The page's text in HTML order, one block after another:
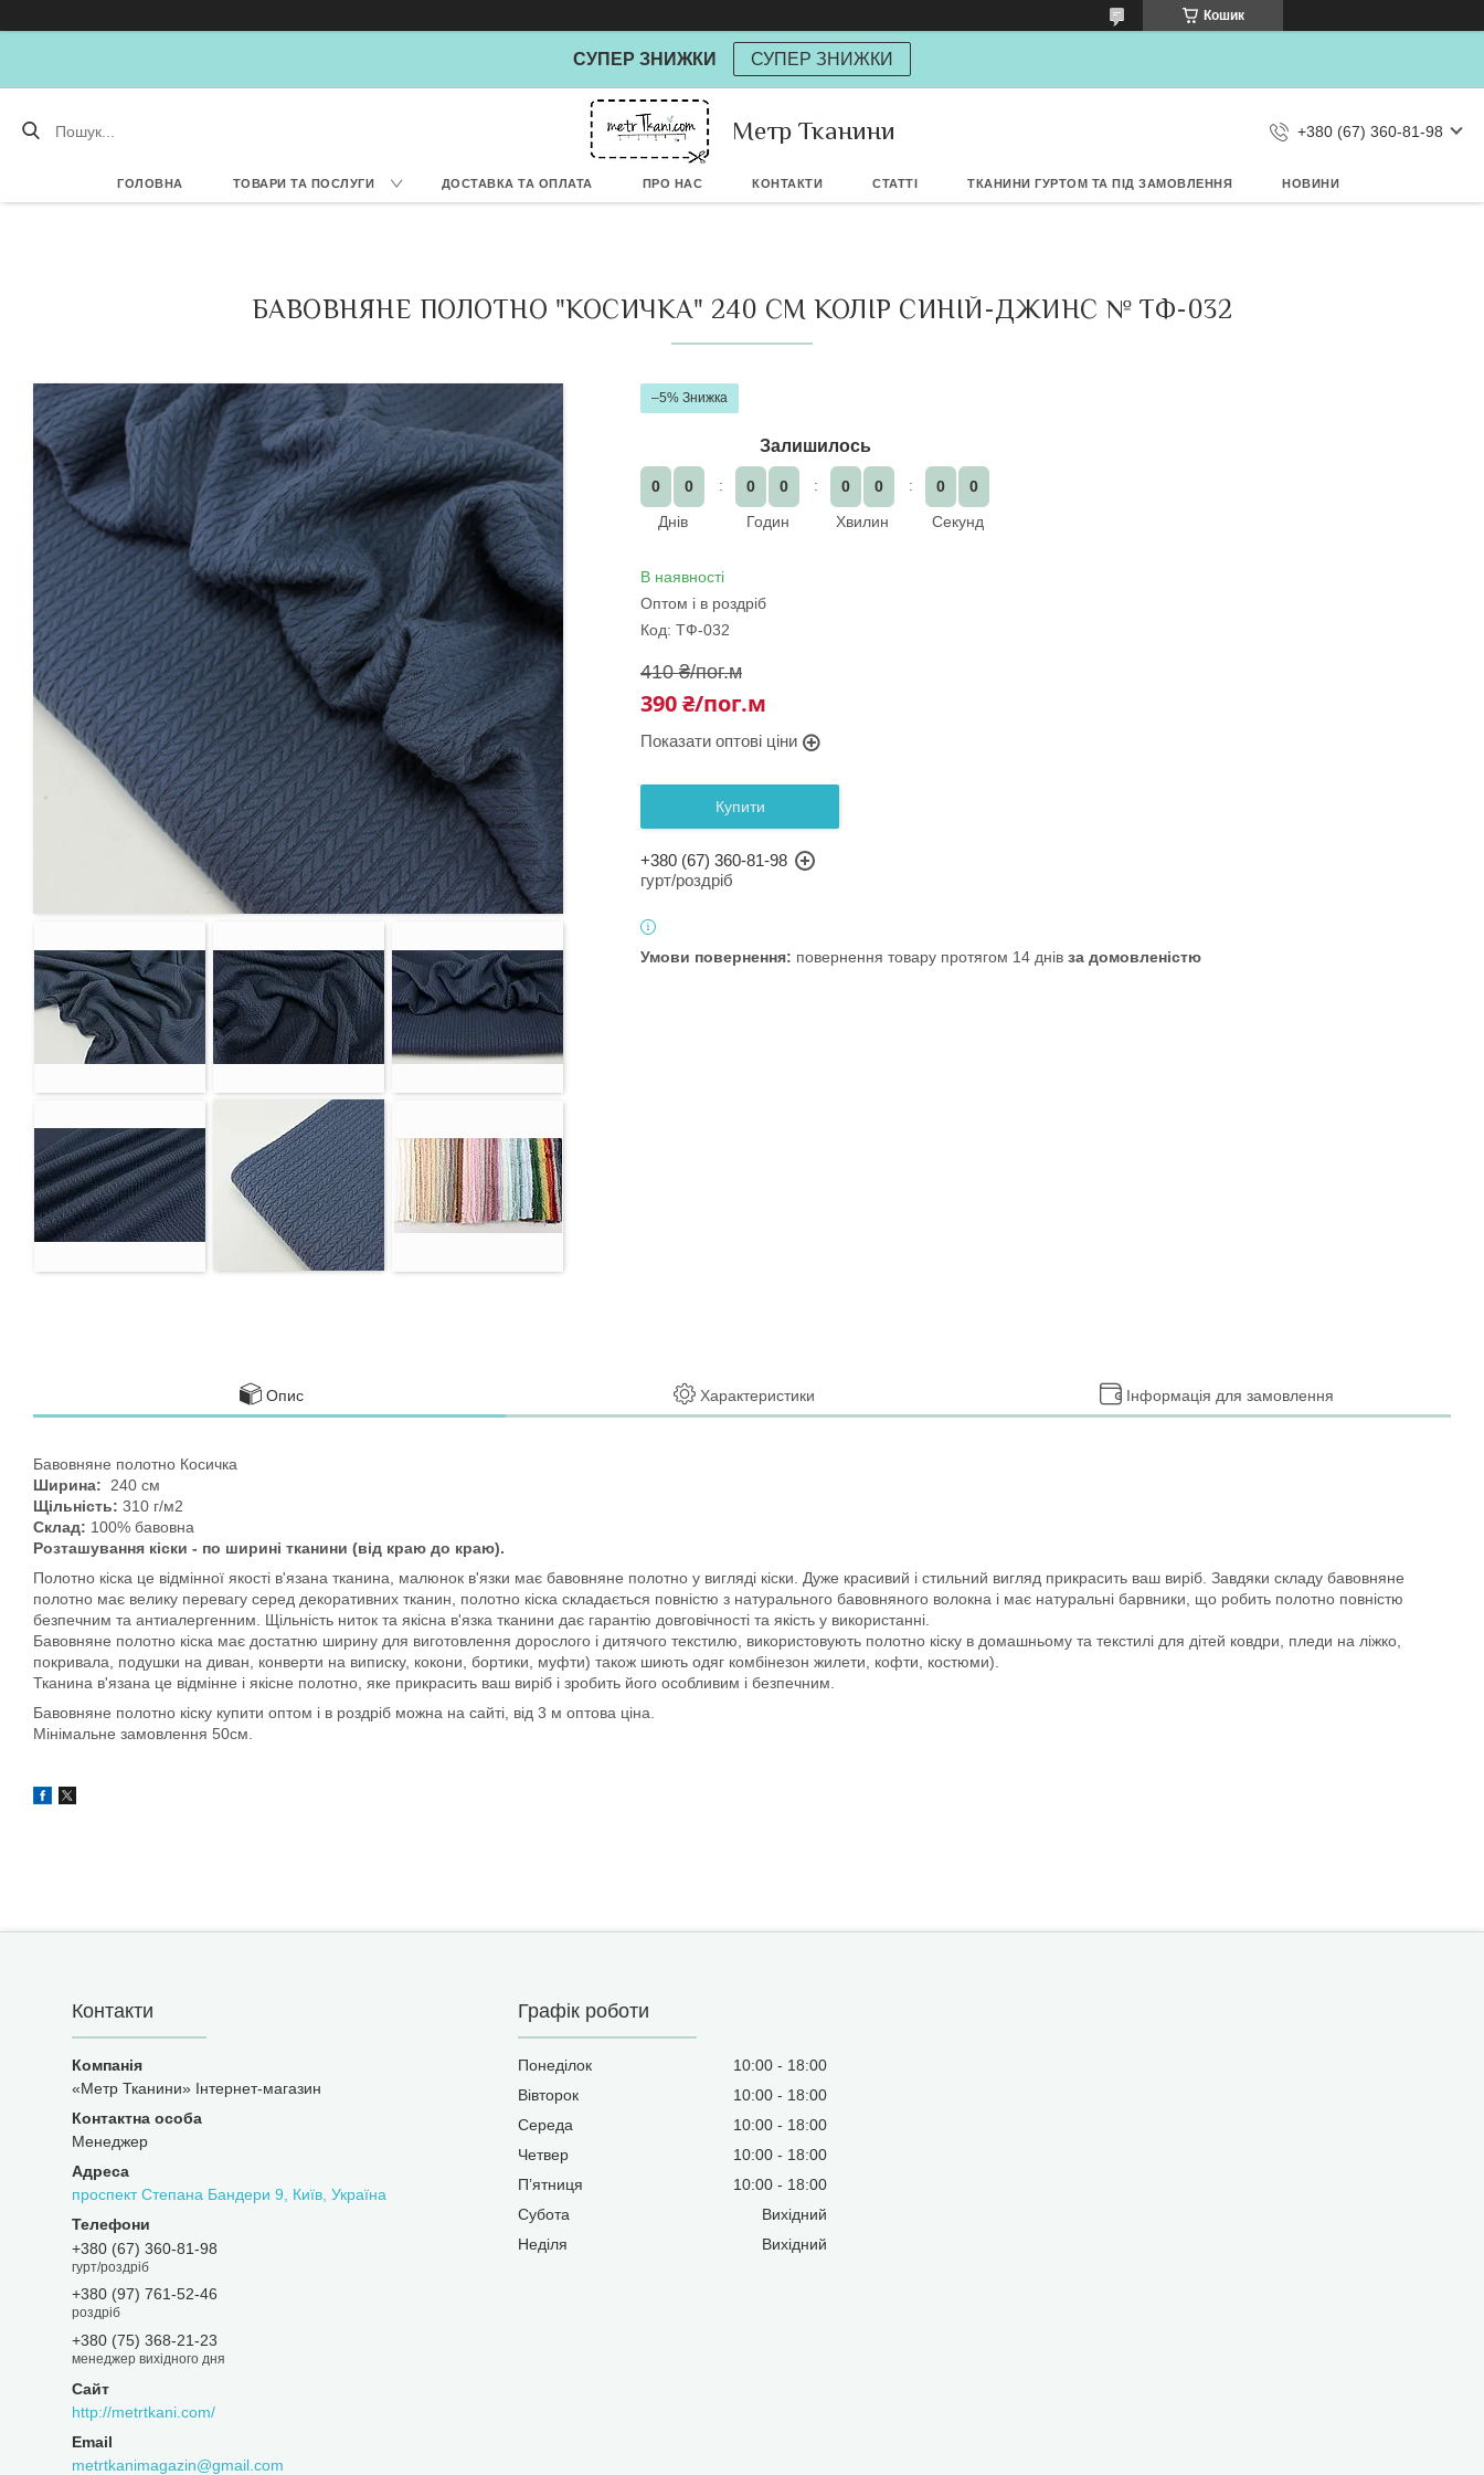
Дозвольте сайту metrtkani.com
Дозволити
×
Кошик
СУПЕР ЗНИЖКИ СУПЕР ЗНИЖКИ
Метр Тканини +380 (67) 360-81-98
ГОЛОВНА ТОВАРИ ТА ПОСЛУГИ ДОСТАВКА ТА ОПЛАТА ПРО НАС КОНТАКТИ СТАТТІ ТКАНИНИ ГУРТОМ ТА ПІД ЗАМОВЛЕННЯ НОВИНИ
БАВОВНЯНЕ ПОЛОТНО "КОСИЧКА" 240 СМ КОЛІР СИНІЙ-ДЖИНС № ТФ-032
–5%
Залишилось
0
0
Днів
0
0
Годин
0
0
Хвилин
0
0
Секунд
В наявності
Оптом і в роздріб
Код: ТФ-032
410 ₴/пог.м
390 ₴/пог.м
Показати оптові ціни
Купити
+380 (67) 360-81-98
гурт/роздріб
повернення товару протягом 14 днів за домовленістю
Опис Характеристики Інформація для замовлення
Бавовняне полотно Косичка
Ширина: 240 см
Щільність: 310 г/м2
Склад: 100% бавовна
Розташування кіски - по ширині тканини (від краю до краю).
Полотно кіска це відмінної якості в'язана тканина, малюнок в'язки має бавовняне полотно у вигляді кіски. Дуже красивий і стильний вигляд прикрасить ваш виріб. Завдяки складу бавовняне
полотно має велику перевагу серед декоративних тканин, полотно кіска складається повністю з натурального бавовняного волокна і має натуральні барвники, що робить полотно повністю
безпечним та антиалергенним. Щільність ниток та якісна в'язка тканини дає гарантію довговічності та якість у використанні.
Бавовняне полотно кіска має достатню ширину для виготовлення дорослого і дитячого текстилю, використовують полотно кіску в домашньому та текстилі для дітей ковдри, пледи на ліжко,
покривала, подушки на диван, конверти на виписку, кокони, бортики, муфти) також шиють одяг комбінезон жилети, кофти, костюми).
Тканина в'язана це відмінне і якісне полотно, яке прикрасить ваш виріб і зробить його особливим і безпечним.
Бавовняне полотно кіску купити оптом і в роздріб можна на сайті, від 3 м оптова ціна.
Мінімальне замовлення 50см.
Контакти
«Метр Тканини» Інтернет-магазин
Менеджер
проспект Степана Бандери 9, Київ, Україна
+380 (67) 360-81-98
гурт/роздріб
+380 (97) 761-52-46
роздріб
+380 (75) 368-21-23
менеджер вихідного дня
http://metrtkani.com/
metrtkanimagazin@gmail.com
Графік роботи
Понеділок 10:00
18:00
Вівторок
10:00
18:00
Середа
10:00
18:00
Четвер
10:00
18:00
Пʼятниця
10:00
18:00
Субота
Вихідний
Неділя
Вихідний